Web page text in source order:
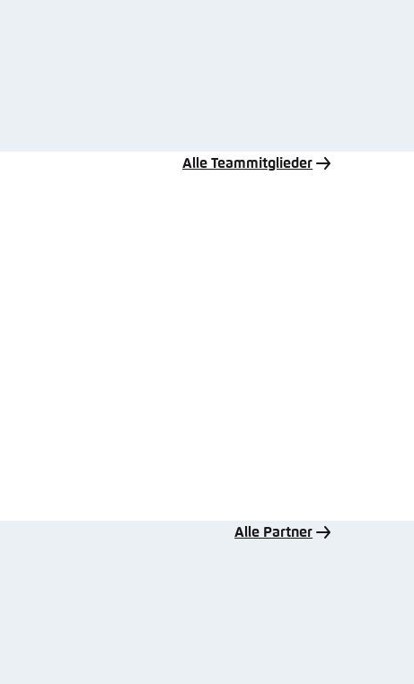
Alle Teammitglieder
Alle Partner